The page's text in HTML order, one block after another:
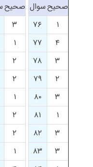
صحیحسوال صحیح
۱
۷۶ ۳
۴
۷۷ ۱
۳
۷۸ ۲
۲
۷۹ ۲
۳
۸۰ ۱
۱
۸۱ ۲
۳
۸۲ ۲
۳
۸۳ ۱